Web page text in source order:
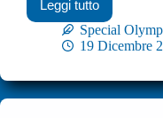
Leggi tutto
Special
19 Dicembre